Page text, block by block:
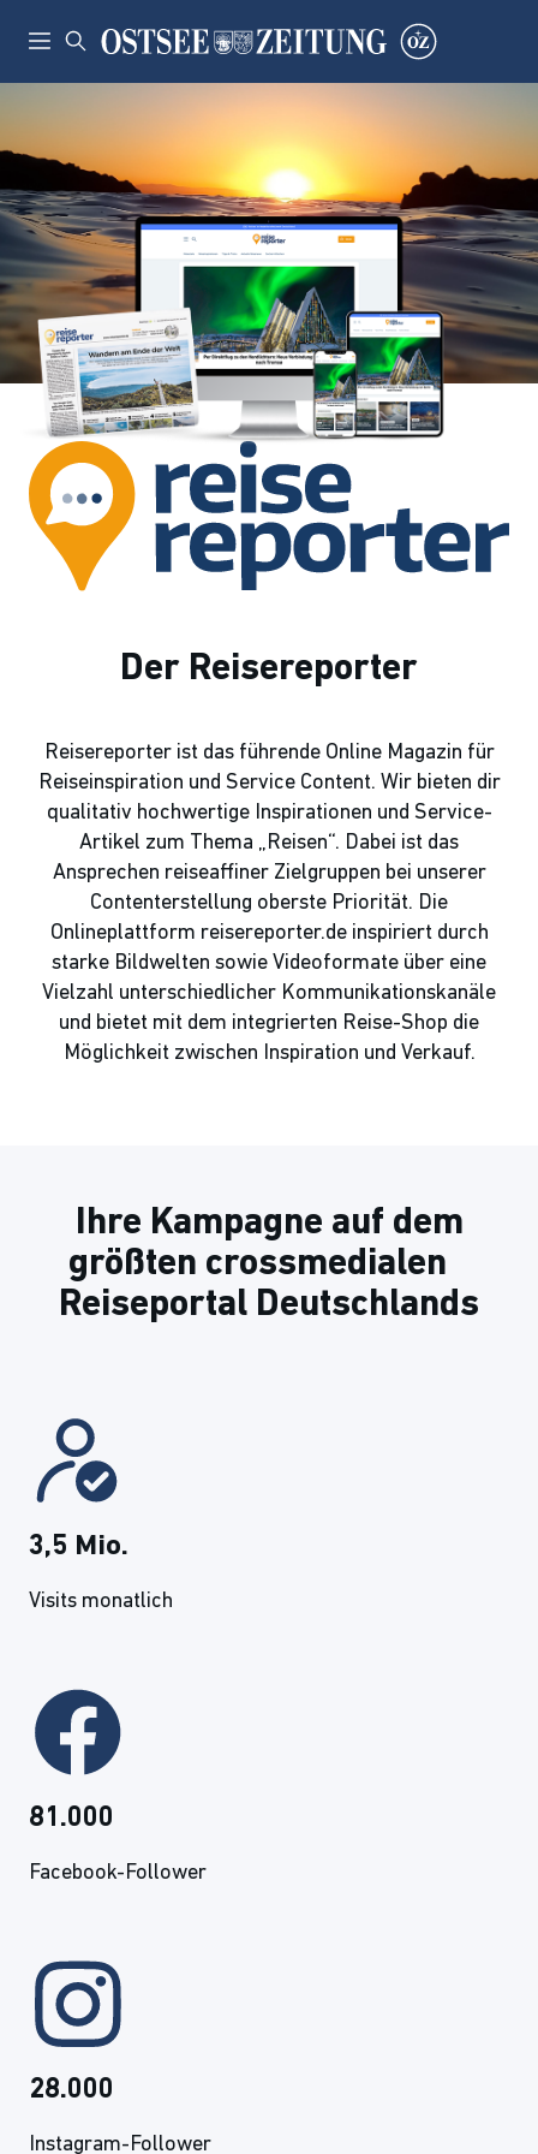
Der Reisereporter
Reisereporter ist das führende Online Magazin für
Reiseinspiration und Service Content. Wir bieten dir
qualitativ hochwertige Inspirationen und Service-
Artikel zum Thema „Reisen“. Dabei ist das
Ansprechen reiseaffiner Zielgruppen bei unserer
Contenterstellung oberste Priorität. Die
Onlineplattform reisereporter.de inspiriert durch
starke Bildwelten sowie Videoformate über eine
Vielzahl unterschiedlicher Kommunikationskanäle
und bietet mit dem integrierten Reise-Shop die
Möglichkeit zwischen Inspiration und Verkauf.
Ihre Kampagne auf dem
größten crossmedialen
Reiseportal Deutschlands
3,5 Mio.
Visits monatlich
81.000
Facebook-Follower
28.000
Instagram-Follower